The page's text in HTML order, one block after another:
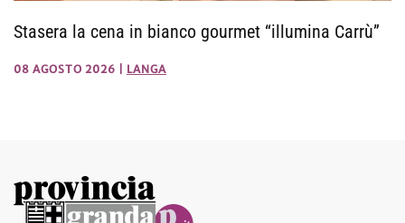
Stasera la cena in bianco gourmet “illumina Carrù”
08 AGOSTO 2026 LANGA